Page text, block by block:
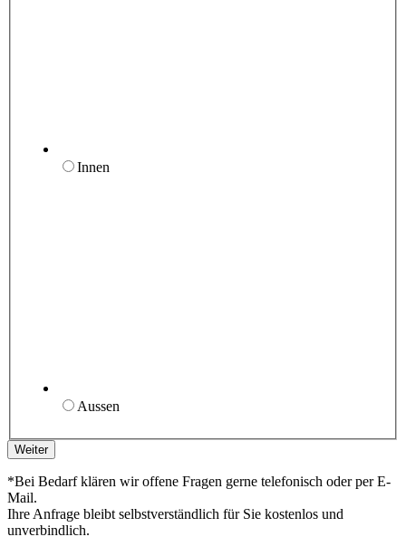
Innen
Aussen
Weiter
*Bei Bedarf klären wir offene Fragen gerne telefonisch oder per E-
Mail.
Ihre Anfrage bleibt selbstverständlich für Sie kostenlos und
unverbindlich.